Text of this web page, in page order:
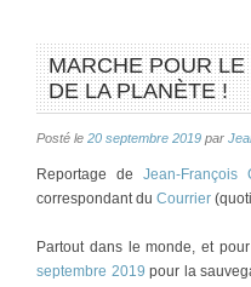
MARCHE POUR
DE LA PLANÈTE !
Posté le 20 septembre 2019 par
Reportage de Jean-François
correspondant du Courrier
Partout dans le monde, et
septembre 2019 pour la